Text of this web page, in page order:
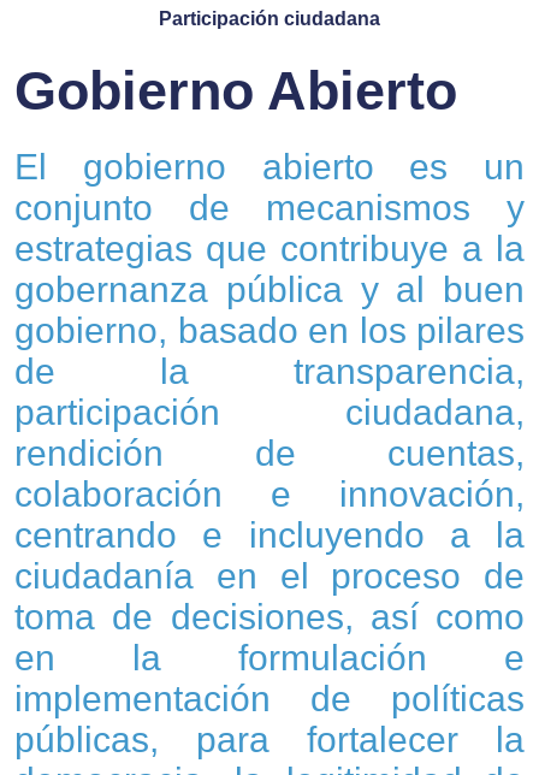
Participación ciudadana
Gobierno Abierto
El gobierno abierto es un
conjunto de mecanismos y
estrategias que contribuye a la
gobernanza pública y al buen
gobierno, basado en los pilares
de la transparencia,
participación ciudadana,
rendición de cuentas,
colaboración e innovación,
centrando e incluyendo a la
ciudadanía en el proceso de
toma de decisiones, así como
en la formulación e
implementación de políticas
públicas, para fortalecer la